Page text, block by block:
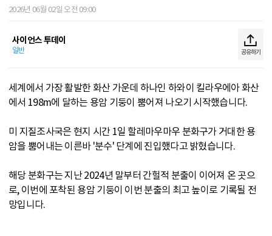
2026년 06월 02일 오전 09:00
사이언스 투데이
일반 공유하기
세계에서 가장 활발한 화산 가운데 하나인 하와이 킬라우에아 화산
에서 198m에 달하는 용암 기둥이 뿜어져 나오기 시작했습니다.
미 지질조사국은 현지 시간 1일 할레마우마우 분화구가 거대한 용
암을 뿜어내는 이른바 '분수' 단계에 진입했다고 밝혔습니다.
해당 분화구는 지난 2024년 말부터 간헐적 분출이 이어져 온 곳으
로, 이번에 포착된 용암 기둥이 이번 분출의 최고 높이로 기록될 전
망입니다.